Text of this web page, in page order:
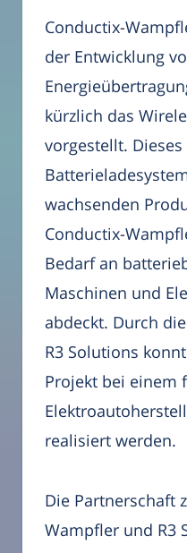
Conductix-
der Entwicklung
kürzlich das
vorgestellt.
wachsenden
Conductix-
Bedarf an
Maschinen und
abdeckt. Durch
R3 Solutions
Projekt bei einem
realisiert werden.
Die Partnerschaft
Wampfler und R3